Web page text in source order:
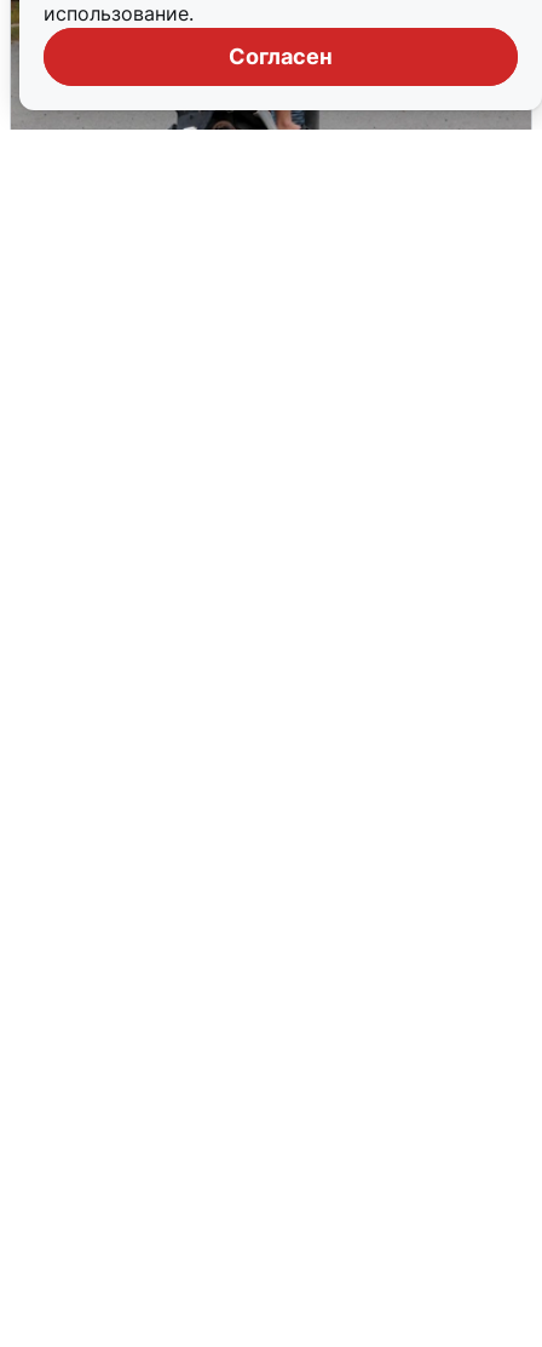
использование.
Согласен